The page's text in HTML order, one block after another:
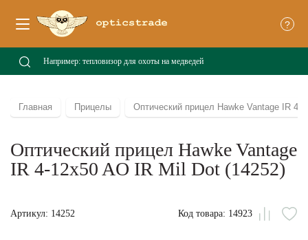
?
Главная Прицелы Оптический прицел Hawke Vantage IR 4-
Оптический прицел Hawke Vantage
IR 4-12x50 AO IR Mil Dot (14252)
Артикул: 14252 Код товара: 14923